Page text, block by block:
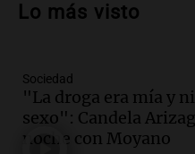
la soberanía
Audio.
de semana
marchan contra
Panorama Federal
Lo más visto
Sociedad
"La droga era mía y
sexo": Candela
noche con Moyano